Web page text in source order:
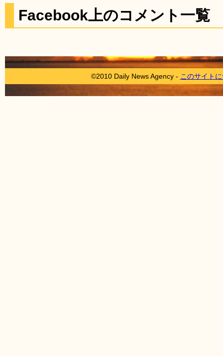
Facebook上のコメント一覧
©2010 Daily News Agency - このサイト